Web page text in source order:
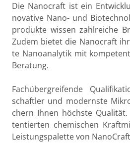
Die Na­no­craft ist ein
no­va­ti­ve Nano- und
pro­duk­te wis­sen zahl­rei­che
Zudem bie­tet die Na­no­craft
te Na­no­ana­ly­tik mit
Be­ra­tung.
Fach­über­grei­fen­de
schaft­ler und mo­derns­te
chern Ihnen höchs­te
ten­tier­ten che­mi­schen
Leis­tungs­pa­let­te von